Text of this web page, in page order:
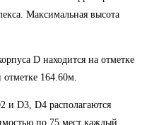
Максимальная высота
D находится на отметке
отметке 164.60м.
и D3, D4 располагаются
по 75 мест каждый.